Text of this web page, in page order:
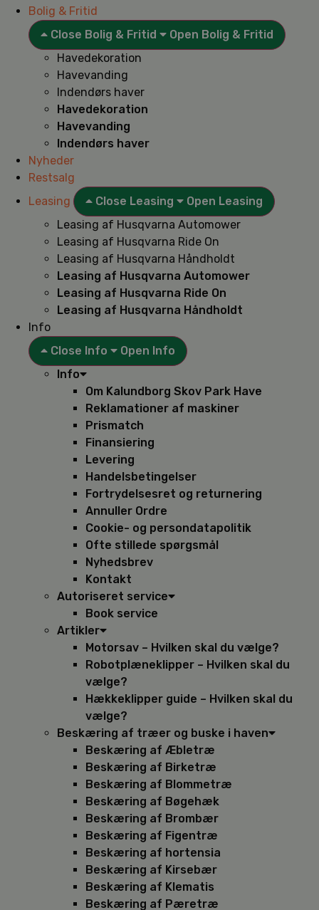
Bolig & Fritid
Close Bolig & Fritid
Open Bolig & Fritid
Havedekoration
Havevanding
Indendørs haver
Havedekoration
Havevanding
Indendørs haver
Nyheder
Restsalg
Leasing
Close Leasing
Open Leasing
Leasing af Husqvarna Automower
Leasing af Husqvarna Ride On
Leasing af Husqvarna Håndholdt
Leasing af Husqvarna Automower
Leasing af Husqvarna Ride On
Leasing af Husqvarna Håndholdt
Info
Close Info
Open Info
Info
Om Kalundborg Skov Park Have
Reklamationer af maskiner
Prismatch
Finansiering
Levering
Handelsbetingelser
Fortrydelsesret og returnering
Annuller Ordre
Cookie- og persondatapolitik
Ofte stillede spørgsmål
Nyhedsbrev
Kontakt
Autoriseret service
Book service
Artikler
Motorsav – Hvilken skal du vælge?
Robotplæneklipper – Hvilken skal du
vælge?
Hækkeklipper guide – Hvilken skal du
vælge?
Beskæring af træer og buske i haven
Beskæring af Æbletræ
Beskæring af Birketræ
Beskæring af Blommetræ
Beskæring af Bøgehæk
Beskæring af Brombær
Beskæring af Figentræ
Beskæring af hortensia
Beskæring af Kirsebær
Beskæring af Klematis
Beskæring af Pæretræ